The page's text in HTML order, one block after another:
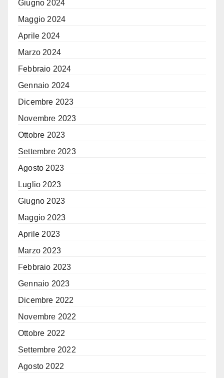
Giugno 2024
Maggio 2024
Aprile 2024
Marzo 2024
Febbraio 2024
Gennaio 2024
Dicembre 2023
Novembre 2023
Ottobre 2023
Settembre 2023
Agosto 2023
Luglio 2023
Giugno 2023
Maggio 2023
Aprile 2023
Marzo 2023
Febbraio 2023
Gennaio 2023
Dicembre 2022
Novembre 2022
Ottobre 2022
Settembre 2022
Agosto 2022